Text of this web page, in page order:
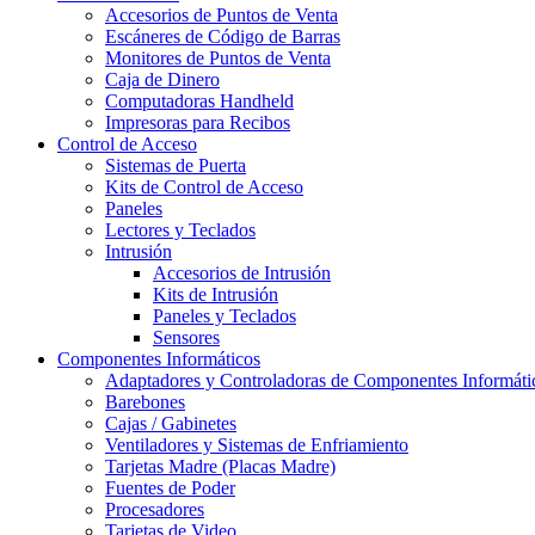
Accesorios de Puntos de Venta
Escáneres de Código de Barras
Monitores de Puntos de Venta
Caja de Dinero
Computadoras Handheld
Impresoras para Recibos
Control de Acceso
Sistemas de Puerta
Kits de Control de Acceso
Paneles
Lectores y Teclados
Intrusión
Accesorios de Intrusión
Kits de Intrusión
Paneles y Teclados
Sensores
Componentes Informáticos
Adaptadores y Controladoras de Componentes
Barebones
Cajas / Gabinetes
Ventiladores y Sistemas de Enfriamiento
Tarjetas Madre (Placas Madre)
Fuentes de Poder
Procesadores
Tarjetas de Video